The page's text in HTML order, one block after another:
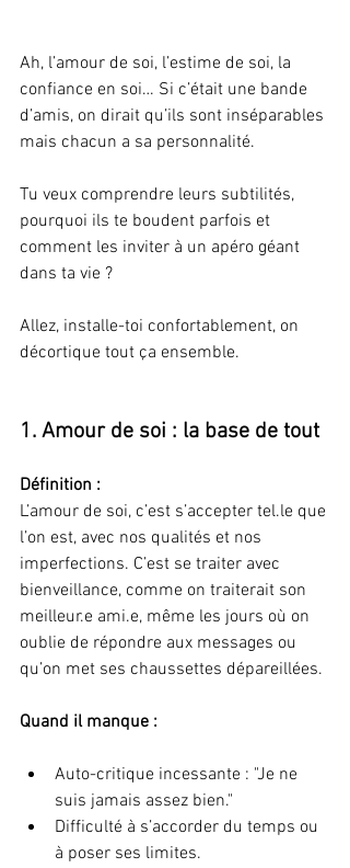
Ah, l’amour de soi, l’estime de soi, la
confiance en soi… Si c’était une bande
d’amis, on dirait qu’ils sont inséparables
mais chacun a sa personnalité.
Tu veux comprendre leurs subtilités,
pourquoi ils te boudent parfois et
comment les inviter à un apéro géant
dans ta vie ?
Allez, installe-toi confortablement, on
décortique tout ça ensemble.
1. Amour de soi : la base de tout
Définition :
L’amour de soi, c’est s’accepter tel.le que
l’on est, avec nos qualités et nos
imperfections. C’est se traiter avec
bienveillance, comme on traiterait son
meilleur.e ami.e, même les jours où on
oublie de répondre aux messages ou
qu’on met ses chaussettes dépareillées.
Quand il manque :
Auto-critique incessante : "Je ne
suis jamais assez bien."
Difficulté à s’accorder du temps ou
à poser ses limites.